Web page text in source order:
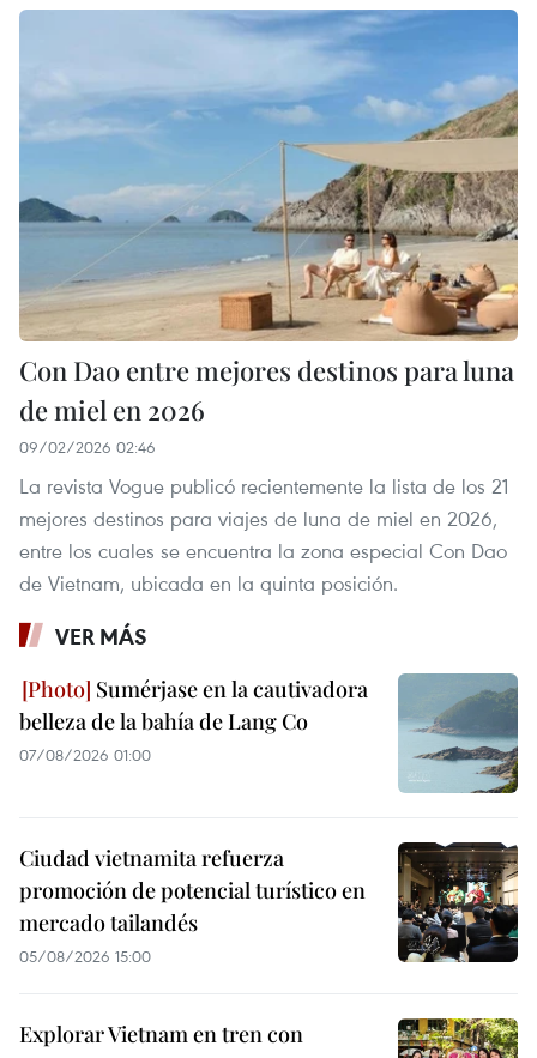
Con Dao entre mejores destinos para luna
de miel en 2026
09/02/2026 02:46
La revista Vogue publicó recientemente la lista de los 21
mejores destinos para viajes de luna de miel en 2026,
entre los cuales se encuentra la zona especial Con Dao
de Vietnam, ubicada en la quinta posición.
VER MÁS
Sumérjase en la cautivadora
belleza de la bahía de Lang Co
07/08/2026 01:00
Ciudad vietnamita refuerza
promoción de potencial turístico en
mercado tailandés
05/08/2026 15:00
Explorar Vietnam en tren con